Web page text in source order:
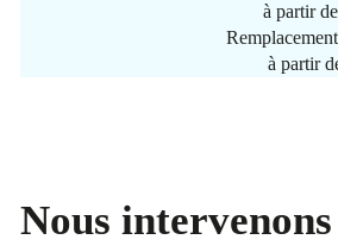
à partir
à partir
Nous